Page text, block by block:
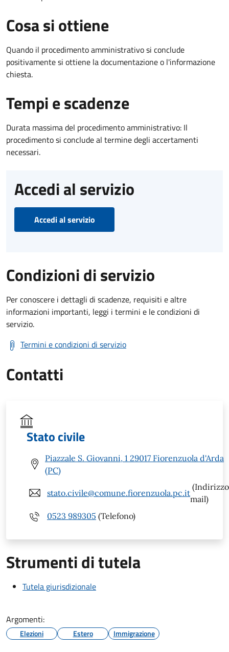
Cosa si ottiene
Quando il procedimento amministrativo si conclude
positivamente si ottiene la documentazione o l'informazione
chiesta.
Tempi e scadenze
Durata massima del procedimento amministrativo: Il
procedimento si conclude al termine degli accertamenti
necessari.
Accedi al servizio
Accedi al servizio
Condizioni di servizio
Per conoscere i dettagli di scadenze, requisiti e altre
informazioni importanti, leggi i termini e le condizioni di
servizio.
Termini e condizioni di servizio
Contatti
Stato civile
Piazzale S. Giovanni, 1 29017 Fiorenzuola d'Arda
(PC)
stato.civile@comune.fiorenzuola.pc.it
(Indirizzo
mail)
0523 989305 (Telefono)
Strumenti di tutela
Tutela giurisdizionale
Argomenti:
Elezioni Estero Immigrazione